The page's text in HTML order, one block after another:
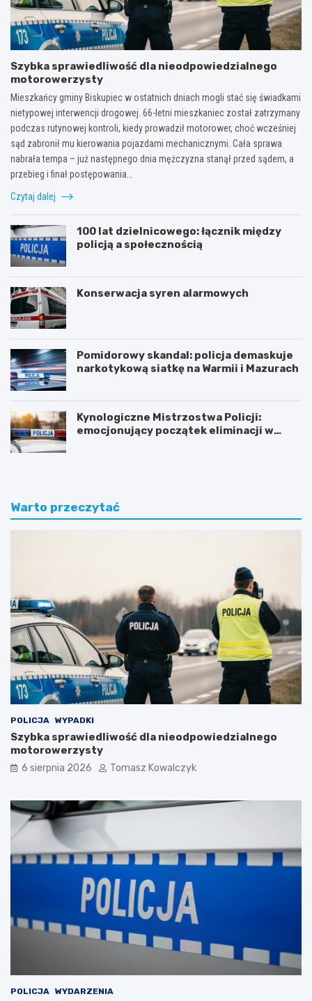
Szybka sprawiedliwość dla nieodpowiedzialnego
motorowerzysty
Mieszkańcy gminy Biskupiec w ostatnich dniach mogli stać się świadkami
nietypowej interwencji drogowej. 66-letni mieszkaniec został zatrzymany
podczas rutynowej kontroli, kiedy prowadził motorower, choć wcześniej
sąd zabronił mu kierowania pojazdami mechanicznymi. Cała sprawa
nabrała tempa – już następnego dnia mężczyzna stanął przed sądem, a
przebieg i finał postępowania…
Czytaj dalej
100 lat dzielnicowego: łącznik między
policją a społecznością
Konserwacja syren alarmowych
Pomidorowy skandal: policja demaskuje
narkotykową siatkę na Warmii i Mazurach
Kynologiczne Mistrzostwa Policji:
emocjonujący początek eliminacji w
Warto przeczytać
POLICJA WYPADKI
Szybka sprawiedliwość dla nieodpowiedzialnego
motorowerzysty
6 sierpnia 2026 Tomasz Kowalczyk
POLICJA WYDARZENIA